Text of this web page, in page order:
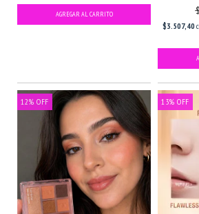
$3.507,40
12% OFF 13% OFF